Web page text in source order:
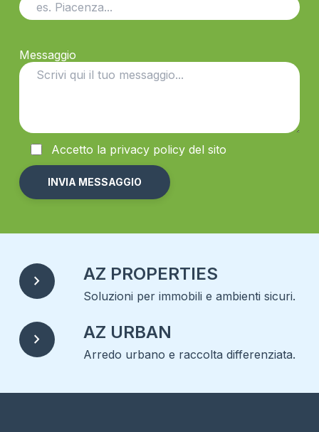
Messaggio
Accetto la privacypolicy del sito
chevron_right AZ PROPERTIES
Soluzioni per immobili e ambienti sicuri.
chevron_right AZ URBAN
Arredo urbano e raccolta differenziata.